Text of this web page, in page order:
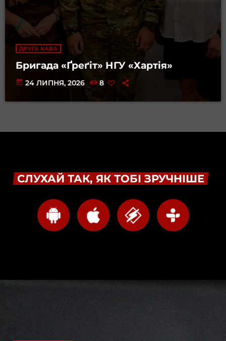
ДРУГА КАВА
Бригада «Ґреґіт» НГУ «Хартія»
today 24 ЛИПНЯ, 2026 8
СЛУХАЙ ТАК, ЯК ТОБІ ЗРУЧНІШЕ